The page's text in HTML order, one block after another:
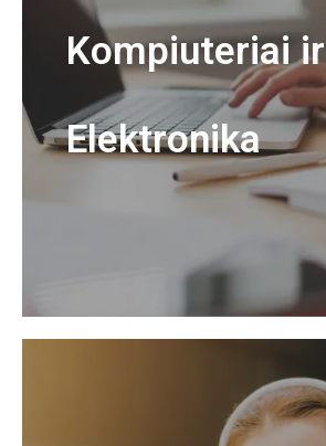
Kompiuteriai ir
Elektronika